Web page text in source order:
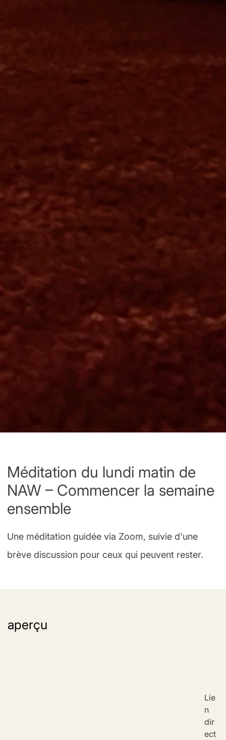
Méditation du lundi matin de
NAW – Commencer la semaine
ensemble
Une méditation guidée via Zoom, suivie d'une
brève discussion pour ceux qui peuvent rester.
aperçu
Lie
n
dir
ect